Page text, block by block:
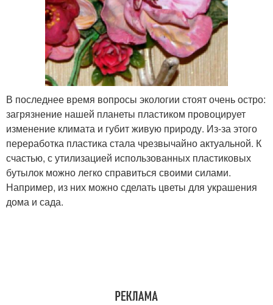
В последнее время вопросы экологии стоят очень остро:
загрязнение нашей планеты пластиком провоцирует
изменение климата и губит живую природу. Из-за этого
переработка пластика стала чрезвычайно актуальной. К
счастью, с утилизацией использованных пластиковых
бутылок можно легко справиться своими силами.
Например, из них можно сделать цветы для украшения
дома и сада.